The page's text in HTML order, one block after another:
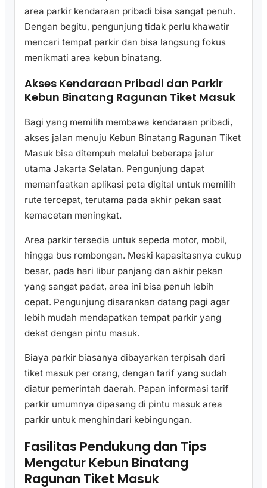
area parkir kendaraan pribadi bisa sangat penuh.
Dengan begitu, pengunjung tidak perlu khawatir
mencari tempat parkir dan bisa langsung fokus
menikmati area kebun binatang.
Akses Kendaraan Pribadi dan Parkir
Kebun Binatang Ragunan Tiket Masuk
Bagi yang memilih membawa kendaraan pribadi,
akses jalan menuju Kebun Binatang Ragunan Tiket
Masuk bisa ditempuh melalui beberapa jalur
utama Jakarta Selatan. Pengunjung dapat
memanfaatkan aplikasi peta digital untuk memilih
rute tercepat, terutama pada akhir pekan saat
kemacetan meningkat.
Area parkir tersedia untuk sepeda motor, mobil,
hingga bus rombongan. Meski kapasitasnya cukup
besar, pada hari libur panjang dan akhir pekan
yang sangat padat, area ini bisa penuh lebih
cepat. Pengunjung disarankan datang pagi agar
lebih mudah mendapatkan tempat parkir yang
dekat dengan pintu masuk.
Biaya parkir biasanya dibayarkan terpisah dari
tiket masuk per orang, dengan tarif yang sudah
diatur pemerintah daerah. Papan informasi tarif
parkir umumnya dipasang di pintu masuk area
parkir untuk menghindari kebingungan.
Fasilitas Pendukung dan Tips
Mengatur Kebun Binatang
Ragunan Tiket Masuk